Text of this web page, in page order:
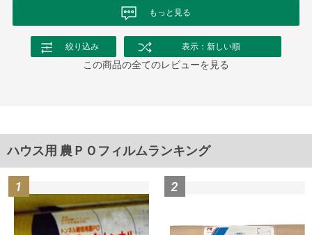
もっと見る
絞り込み 表示：新しい順
この商品の全てのレビューを見る
ハウス用 農ＰＯフィルムランキング